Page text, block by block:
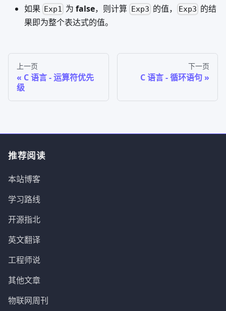
如果 Exp1 为false，则计算 Exp3 的值， Exp3 的结
果即为整个表达式的值。
上一页
C 语言 - 运算符优先
级
下一页
C 语言 - 循环语句
推荐阅读
本站博客
学习路线
开源指北
英文翻译
工程师说
其他文章
物联网周刊